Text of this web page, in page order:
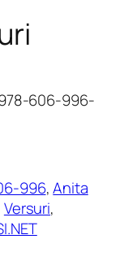
606-996-
996, Anita
Versuri